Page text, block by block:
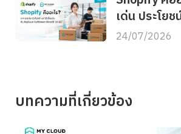
เด่น ประโย
ต่อกับ
24/07/2026
บทความที่เกี่ยวข้อง